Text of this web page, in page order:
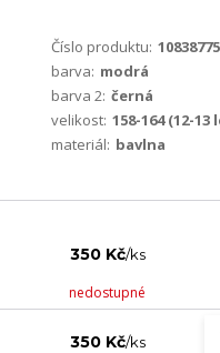
Číslo produktu: 10838775
barva: modrá
barva 2: černá
velikost: 158-164 (12-13
materiál: bavlna
350 Kč/ks
nedostupné
350 Kč/ks